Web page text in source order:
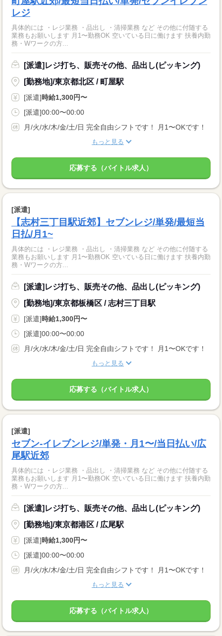
レジ
具体的には ・レジ業務 ・品出し ・清掃業務 など その他に付随する
業務もお願いします 月1〜勤務OK 空いている日に働けます 扶養内勤
務・Wワークの方...
[派遣]レジ打ち、販売その他、品出し(ピッキング)
[勤務地]/東京都北区 / 町屋駅
[派遣]時給1,300円〜
[派遣]00:00〜00:00
月/火/水/木/金/土/日 完全自由シフトです！ 月1〜OKです！
もっと見る
応募する（バイトル求人）
[派遣]
【志村三丁目駅近郊】セブンレジ/単発/最短当
日払/月1~
具体的には ・レジ業務 ・品出し ・清掃業務 など その他に付随する
業務もお願いします 月1〜勤務OK 空いている日に働けます 扶養内勤
務・Wワークの方...
[派遣]レジ打ち、販売その他、品出し(ピッキング)
[勤務地]/東京都板橋区 / 志村三丁目駅
[派遣]時給1,300円〜
[派遣]00:00〜00:00
月/火/水/木/金/土/日 完全自由シフトです！ 月1〜OKです！
もっと見る
応募する（バイトル求人）
[派遣]
セブン-イレブンレジ/単発・月1〜/当日払い/広
尾駅近郊
具体的には ・レジ業務 ・品出し ・清掃業務 など その他に付随する
業務もお願いします 月1〜勤務OK 空いている日に働けます 扶養内勤
務・Wワークの方...
[派遣]レジ打ち、販売その他、品出し(ピッキング)
[勤務地]/東京都港区 / 広尾駅
[派遣]時給1,300円〜
[派遣]00:00〜00:00
月/火/水/木/金/土/日 完全自由シフトです！ 月1〜OKです！
もっと見る
応募する（バイトル求人）